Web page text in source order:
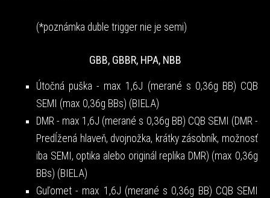
(*poznámka duble trigger nie je semi)
GBB, GBBR, HPA, NBB
Útočná puška - max 1,6J (merané s 0,36g BB) CQB
SEMI (max 0,36g BBs) (BIELA)
DMR - max 1,6J (merané s 0,36g BB) CQB SEMI (DMR -
Predĺžená hlaveň, dvojnožka, krátky zásobník, možnosť
iba SEMI, optika alebo originál replika DMR) (max 0,36g
BBs) (BIELA)
Guľomet - max 1,6J (merané s 0,36g BB) CQB SEMI